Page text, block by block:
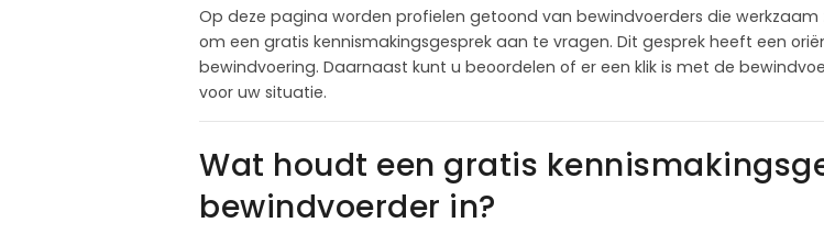
Op deze pagina worden profielen getoond van bewindvoerders die
om een gratis kennismakingsgesprek aan te vragen. Dit gesprek heeft een
bewindvoering. Daarnaast kunt u beoordelen of er een klik is met de
voor uw situatie.
Wat houdt een gratis
bewindvoerder in?